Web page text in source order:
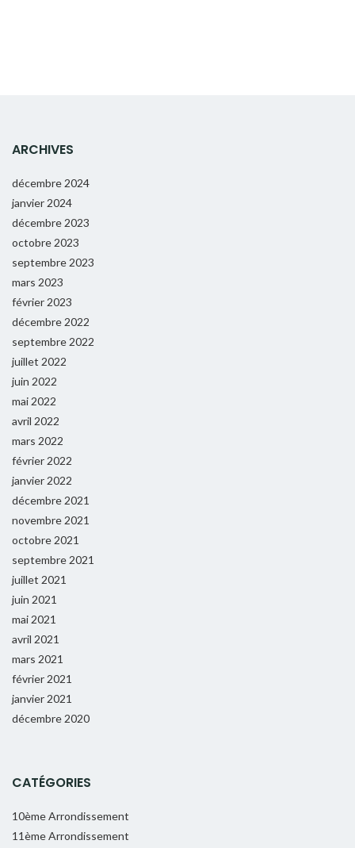
ARCHIVES
décembre 2024
janvier 2024
décembre 2023
octobre 2023
septembre 2023
mars 2023
février 2023
décembre 2022
septembre 2022
juillet 2022
juin 2022
mai 2022
avril 2022
mars 2022
février 2022
janvier 2022
décembre 2021
novembre 2021
octobre 2021
septembre 2021
juillet 2021
juin 2021
mai 2021
avril 2021
mars 2021
février 2021
janvier 2021
décembre 2020
CATÉGORIES
10ème Arrondissement
11ème Arrondissement